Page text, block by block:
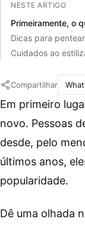
NESTE ARTIGO
Primeiramente, o
Dicas para
Cuidados ao
Compartilhar
Em primeiro
novo. Pessoas
desde, pelo
últimos anos,
popularidade.
Dê uma olhada